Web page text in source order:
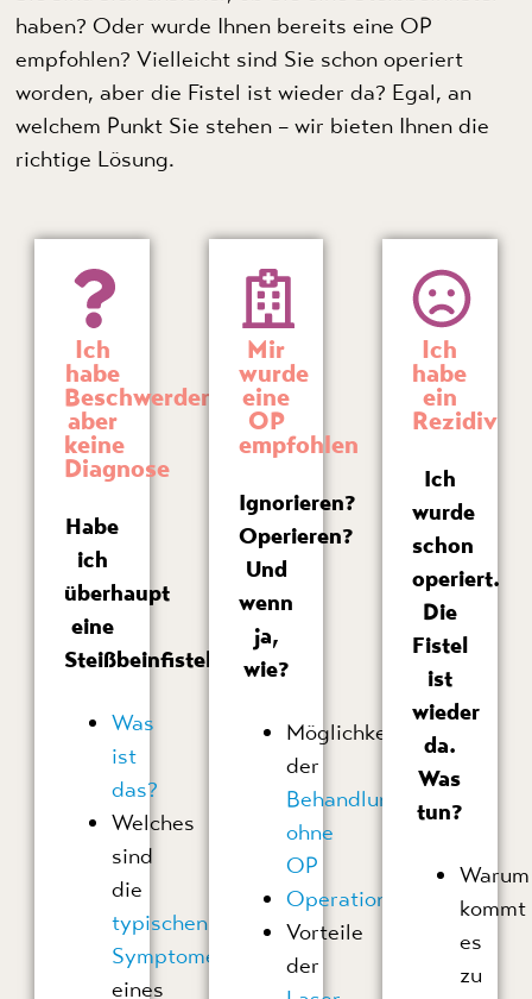
haben? Oder wurde Ihnen bereits eine OP
empfohlen? Vielleicht sind Sie schon operiert
worden, aber die Fistel ist wieder da? Egal, an
welchem Punkt Sie stehen – wir bieten Ihnen die
richtige Lösung.
Ich
habe
Beschwerden,
aber
keine
Diagnose
Habe
ich
überhaupt
eine
Steißbeinfistel?
Was
ist
das?
Welches
sind
die
typischen
Symptome
eines
Mir
wurde
eine
OP
empfohlen
Ignorieren?
Operieren?
Und
wenn
ja,
wie?
Möglichkeiten
der
Behandlung
ohne
OP
Operationsmethoden
Vorteile
der
Ich
habe
ein
Rezidiv
Ich
wurde
schon
operiert.
Die
Fistel
ist
wieder
da.
Was
tun?
Warum
kommt
es
zu